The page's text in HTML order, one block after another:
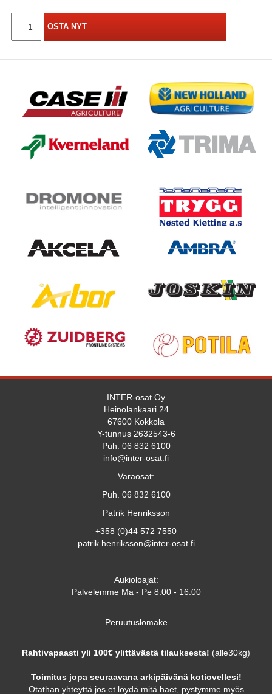
OSTA NYT
INTER-osat Oy
Heinolankaari 24
67600 Kokkola
Y-tunnus 2632543-6
Puh. 06 832 6100
info@inter-osat.fi
Varaosat:
Puh. 06 832 6100
Patrik Henriksson
+358 (0)44 572 7550
patrik.henriksson@inter-osat.fi
Aukioloajat:
Palvelemme Ma - Pe 8.00 - 16.00
Peruutuslomake
Rahtivapaasti yli 100€ ylittävästä tilauksesta! (alle30kg)
Toimitus jopa seuraavana arkipäivänä kotiovellesi!
Otathan yhteyttä jos et löydä mitä haet, pystymme myös